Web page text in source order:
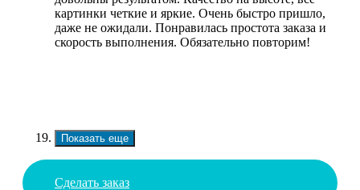
картинки четкие и яркие. Очень быстро пришло,
даже не ожидали. Понравилась простота заказа и
скорость выполнения. Обязательно повторим!
Показать еще
Сделать заказ